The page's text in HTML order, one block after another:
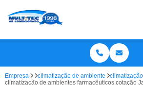
Empresa climatização de ambiente
climatização de ambientes farmacêuticos cotação